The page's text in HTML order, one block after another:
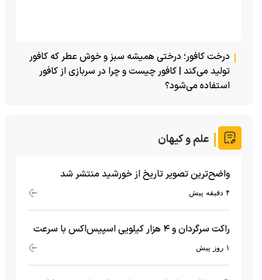
درخت کافور؛ درختی همیشه سبز و خوش عطر که کافور
تولید می‌کند | کافور چیست و چرا در سربازی از کافور
استفاده می‌شود؟
علم و کیهان
واضح‌ترین تصویر تاریخ از خورشید منتشر شد
۴ دقیقه پیش
راکت سرگردان و ۴ هزار کیلویی اسپیس‌اکس با سرعت
هشت هزار و ۶۹۰ کیلومتر در ساعت به ماه برخورد کرد۱ روز پیش